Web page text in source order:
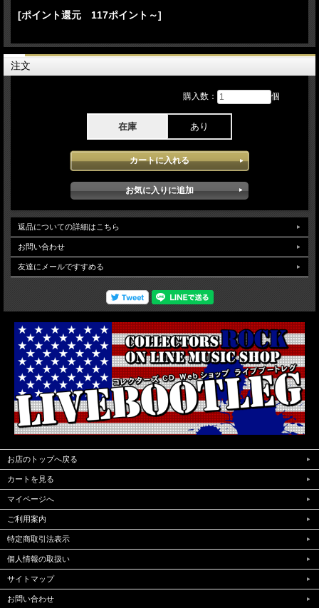
年に入りライブとしては、2公演目となるステージを記録した本アイテムでの
1984年3月のハリウッドでのステージが5曲収録されています。83年のソロデビュ
ーアルバムリリース直後のUSツアーで迫力 荒々しさもの時期でしか見る事の出
た高画質で堪能できます。（NTSC Menu Chapter Region02 ピクチャーディスク仕
[ポイント還元 117ポイント～]
注文
購入数： 個
在庫 あり
返品についての詳細はこちら
お問い合わせ
友達にメールですすめる
お店のトップへ戻る
カートを見る
マイページへ
ご利用案内
特定商取引法表示
個人情報の取扱い
サイトマップ
お問い合わせ